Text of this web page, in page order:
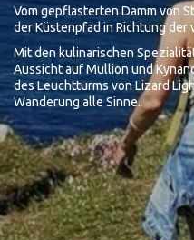
Vom gepflasterten Damm von
der Küstenpfad in Richtung der
Mit den kulinarischen
Aussicht auf Mullion und
des Leuchtturms von Lizard
Wanderung alle Sinne.